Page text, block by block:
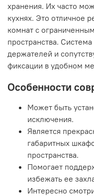
хранения. Их часто
кухнях. Это отличное
комнат с
пространства.
держателей и
фиксации в удобном
Особенности
Может быть
исключения.
Является
габаритных
пространства.
Помогает
избежать ее
Интересно